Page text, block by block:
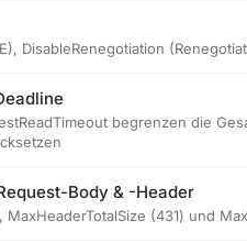
DisableRenegotiation
begrenzen die
Body & -Header
MaxHeaderTotalSize (431) und